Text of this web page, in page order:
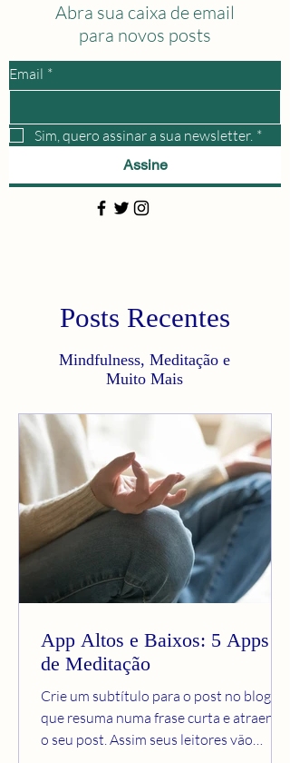
Abra sua caixa de email
para novos posts
Email *
Sim, quero assinar a sua newsletter. *
Assine
Posts Recentes
Mindfulness, Meditação e
Muito Mais
App Altos e Baixos: 5 Apps
de Meditação
Crie um subtítulo para o post no blog
que resuma numa frase curta e atraente
o seu post. Assim seus leitores vão